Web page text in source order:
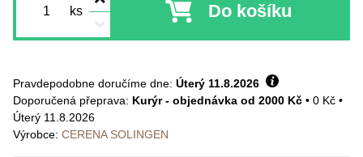
ks Do košíku
Pravdepodobne doručíme dne: Úterý 11.8.2026
Kurýr - objednávka od 2000 Kč • 0 Kč •
Úterý 11.8.2026
Výrobce: CERENA SOLINGEN